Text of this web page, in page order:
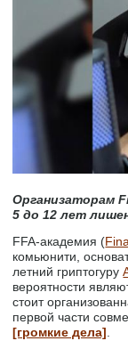
Организаторам
5 до 12 лет
FFA-академия (
комьюнити,
летний гриптогуру
вероятности
стоит
первой части
[громкие дела]